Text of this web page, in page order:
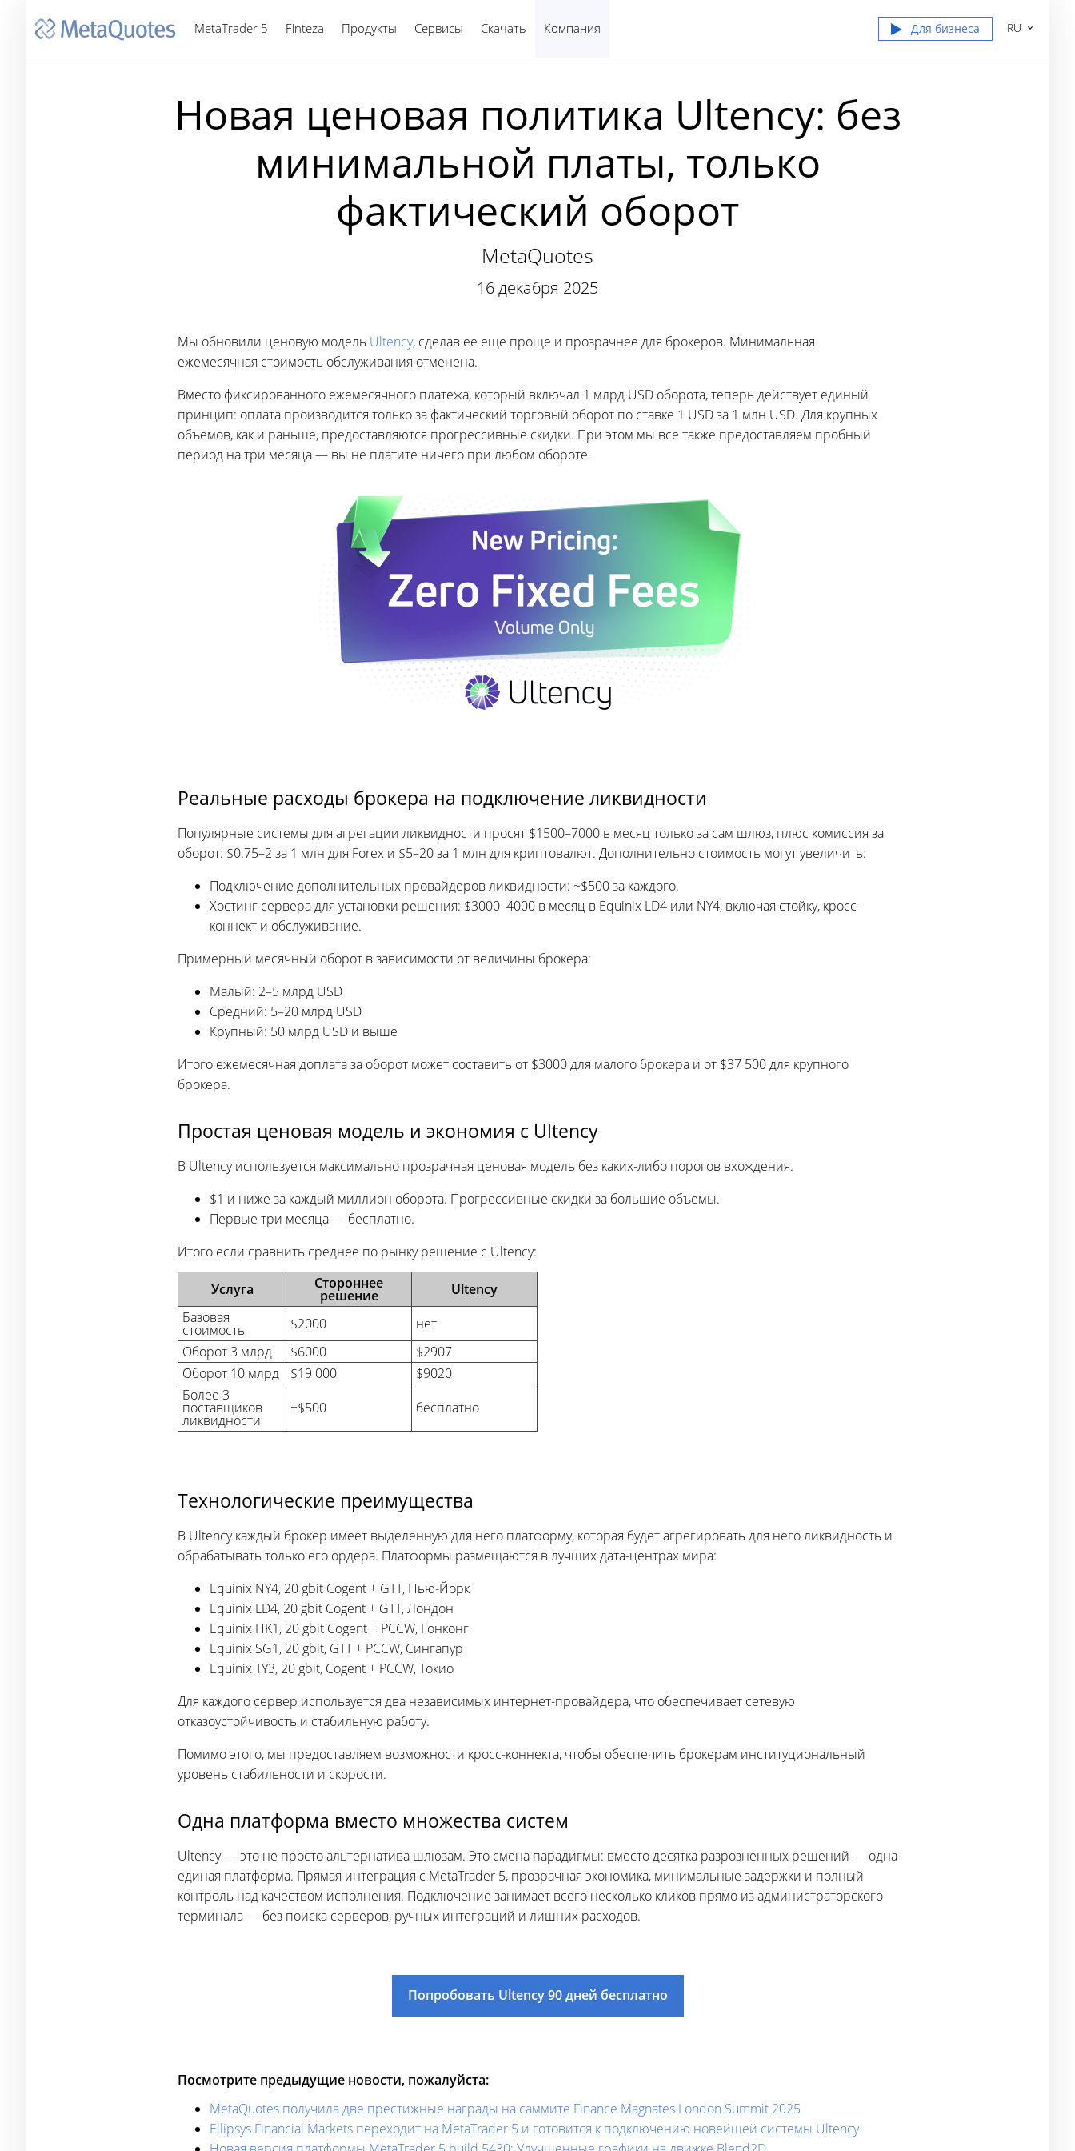
MetaTrader 5 Finteza Продукты Сервисы Скачать Компания Для бизнеса RU
Новая ценовая политика Ultency: без
минимальной платы, только
фактический оборот
MetaQuotes
16 декабря 2025
Мы обновили ценовую модель Ultency, сделав ее еще проще и прозрачнее для брокеров. Минимальная
ежемесячная стоимость обслуживания отменена.
Вместо фиксированного ежемесячного платежа, который включал 1 млрд USD оборота, теперь действует единый
принцип: оплата производится только за фактический торговый оборот по ставке 1 USD за 1 млн USD. Для крупных
объемов, как и раньше, предоставляются прогрессивные скидки. При этом мы все также предоставляем пробный
период на три месяца — вы не платите ничего при любом обороте.
Реальные расходы брокера на подключение ликвидности
Популярные системы для агрегации ликвидности просят $1500–7000 в месяц только за сам шлюз, плюс комиссия за
оборот: $0.75–2 за 1 млн для Forex и $5–20 за 1 млн для криптовалют. Дополнительно стоимость могут увеличить:
Подключение дополнительных провайдеров ликвидности: ~$500 за каждого.
Хостинг сервера для установки решения: $3000–4000 в месяц в Equinix LD4 или NY4, включая стойку, кросс-
коннект и обслуживание.
Примерный месячный оборот в зависимости от величины брокера:
Малый: 2–5 млрд USD
Средний: 5–20 млрд USD
Крупный: 50 млрд USD и выше
Итого ежемесячная доплата за оборот может составить от $3000 для малого брокера и от $37 500 для крупного
брокера.
Простая ценовая модель и экономия с Ultency
В Ultency используется максимально прозрачная ценовая модель без каких-либо порогов вхождения.
$1 и ниже за каждый миллион оборота. Прогрессивные скидки за большие объемы.
Первые три месяца — бесплатно.
Итого если сравнить среднее по рынку решение с Ultency:
Услуга Стороннее
решение
Ultency
Базовая
стоимость $2000
нет
Оборот 3 млрд
$6000
$2907
Оборот 10 млрд
$19 000
$9020
Более 3
поставщиков
ликвидности
+$500 бесплатно
Технологические преимущества
В Ultency каждый брокер имеет выделенную для него платформу, которая будет агрегировать для него ликвидность и
обрабатывать только его ордера. Платформы размещаются в лучших дата-центрах мира:
Equinix NY4, 20 gbit Cogent + GTT, Нью-Йорк
Equinix LD4, 20 gbit Cogent + GTT, Лондон
Equinix HK1, 20 gbit Cogent + PCCW, Гонконг
Equinix SG1, 20 gbit, GTT + PCCW, Сингапур
Equinix TY3, 20 gbit, Cogent + PCCW, Токио
Для каждого сервер используется два независимых интернет-провайдера, что обеспечивает сетевую
отказоустойчивость и стабильную работу.
Помимо этого, мы предоставляем возможности кросс-коннекта, чтобы обеспечить брокерам институциональный
уровень стабильности и скорости.
Одна платформа вместо множества систем
Ultency — это не просто альтернатива шлюзам. Это смена парадигмы: вместо десятка разрозненных решений — одна
единая платформа. Прямая интеграция с MetaTrader 5, прозрачная экономика, минимальные задержки и полный
контроль над качеством исполнения. Подключение занимает всего несколько кликов прямо из администраторского
терминала — без поиска серверов, ручных интеграций и лишних расходов.
Попробовать Ultency 90 дней бесплатно
Посмотрите предыдущие новости, пожалуйста:
MetaQuotes получила две престижные награды на саммите Finance Magnates London Summit 2025
Ellipsys Financial Markets переходит на MetaTrader 5 и готовится к подключению новейшей системы Ultency